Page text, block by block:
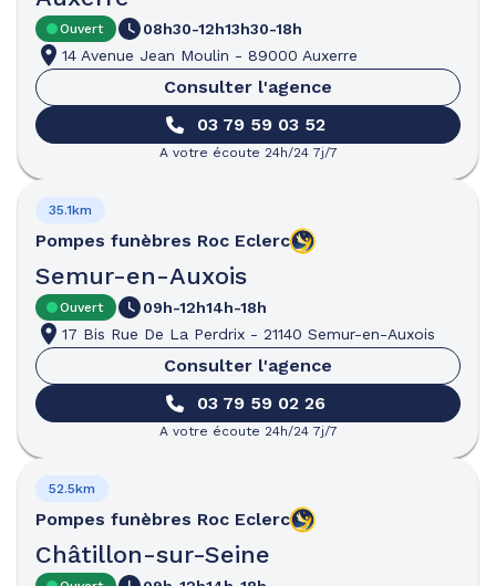
Ouvert 08h30-12h13h30-18h
14 Avenue Jean Moulin - 89000 Auxerre
Consulter l'agence
03 79 59 03 52
A votre écoute 24h/24 7j/7
Pompes funèbres Roc Eclerc
Semur-en-Auxois
35.1km
Ouvert 09h-12h14h-18h
17 Bis Rue De La Perdrix - 21140 Semur-en-Auxois
Consulter l'agence
03 79 59 02 26
A votre écoute 24h/24 7j/7
Pompes funèbres Roc Eclerc
Châtillon-sur-Seine
52.5km